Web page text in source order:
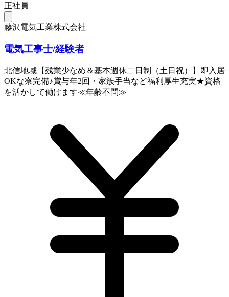
正社員
藤沢電気工業株式会社
電気工事士/経験者
北信地域【残業少なめ＆基本週休二日制（土日祝）】即入居
OKな寮完備♪賞与年2回・家族手当など福利厚生充実★資格
を活かして働けます≪年齢不問≫